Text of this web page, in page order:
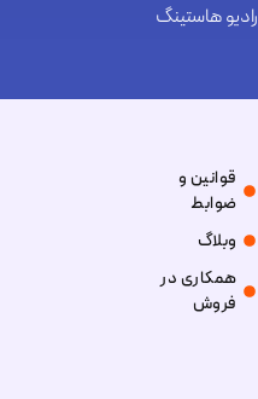
رادیو هاستینگ
قوانین و
ضوابط
وبلاگ
همکاری در
فروش